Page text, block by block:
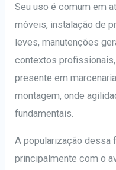
Seu uso é comum em
móveis, instalação de
leves, manutenções
contextos
presente em
montagem, onde
fundamentais.
A popularização dessa
principalmente com o